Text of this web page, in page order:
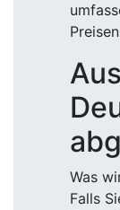
Was
Falls